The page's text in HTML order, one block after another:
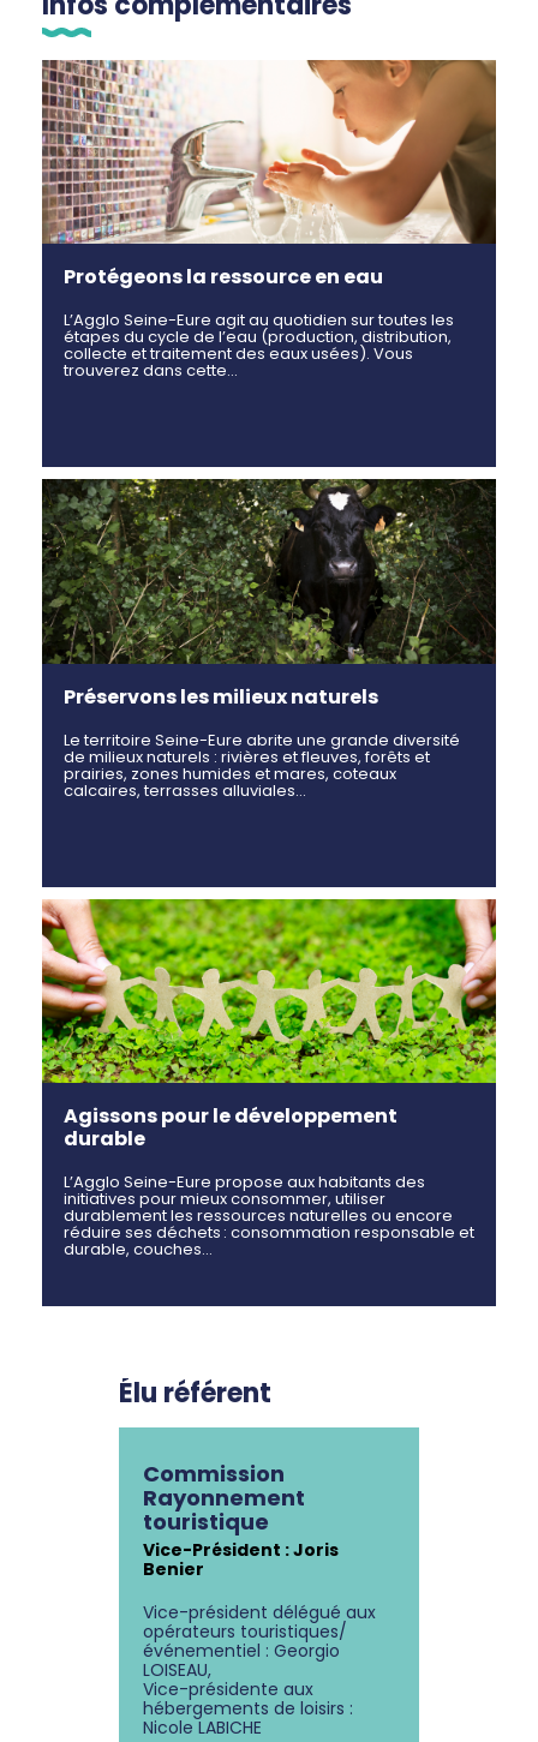
Protégeons la ressource en eau
L’Agglo Seine-Eure agit au quotidien sur toutes les
étapes du cycle de l’eau (production, distribution,
collecte et traitement des eaux usées). Vous
trouverez dans cette…
Préservons les milieux naturels
Le territoire Seine-Eure abrite une grande diversité
de milieux naturels : rivières et fleuves, forêts et
prairies, zones humides et mares, coteaux
calcaires, terrasses alluviales…
Agissons pour le développement
durable
L’Agglo Seine-Eure propose aux habitants des
initiatives pour mieux consommer, utiliser
durablement les ressources naturelles ou encore
réduire ses déchets : consommation responsable et
durable, couches…
Élu référent
Commission
Rayonnement
touristique
Vice-Président : Joris
Benier
Vice-président délégué aux
opérateurs touristiques/
événementiel : Georgio
LOISEAU,
Vice-présidente aux
hébergements de loisirs :
Nicole LABICHE